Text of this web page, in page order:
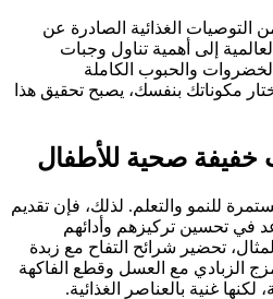
التوصيات الغذائية الصادرة عن
إلى أهمية تناول وجبات
والحبوب الكاملة
مكوناتك بنفسك، يصبح تحقيق هذا
خفيفة صحية للأطفال
للنمو والتعلم. لذلك، فإن تقديم
في تحسين تركيزهم وأدائهم
تحضير شرائح التفاح مع زبدة
مزج الزبادي مع العسل وقطع الفاكهة
غنية بالعناصر الغذائية.